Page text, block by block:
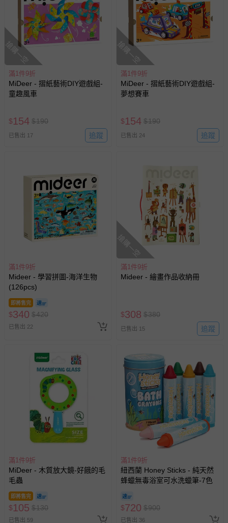
搶購一空
滿1件9折
MiDeer - 摺紙藝術DIY遊戲組-
童趣風車
$154 $190
已售出 17 追蹤
搶購一空
滿1件9折
MiDeer - 摺紙藝術DIY遊戲組-
夢想賽車
$154 $190
已售出 24 追蹤
滿1件9折
Mideer - 學習拼圖-海洋生物
(126pcs)
即將售完
$340 $420
已售出 22
搶購一空
滿1件9折
Mideer - 繪畫作品收納冊
$308 $380
已售出 15 追蹤
滿1件9折
MiDeer - 木質放大鏡-好餓的毛
毛蟲
即將售完
$105 $130
已售出 59
滿1件9折
紐西蘭 Honey Sticks - 純天然
蜂蠟無毒浴室可水洗蠟筆-7色
$720 $900
已售出 36